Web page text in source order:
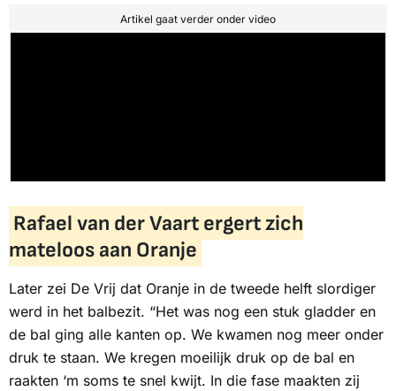
Artikel gaat verder onder video
Rafael van der Vaart ergert zich
mateloos aan Oranje
Later zei De Vrij dat Oranje in de tweede helft slordiger
werd in het balbezit. “Het was nog een stuk gladder en
de bal ging alle kanten op. We kwamen nog meer onder
druk te staan. We kregen moeilijk druk op de bal en
raakten ‘m soms te snel kwijt. In die fase maakten zij